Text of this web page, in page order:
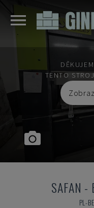
TENTO
SAFAN -
PL-